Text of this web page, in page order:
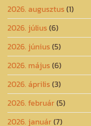
2026. augusztus(1)
2026. július(6)
2026. június(5)
2026. május(6)
2026. április(3)
2026. február(5)
2026. január(7)